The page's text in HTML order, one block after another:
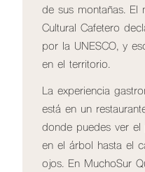
de sus montañas. El
Cultural Cafetero
por la UNESCO, y
en el territorio.
La experiencia
está en un
donde puedes ver
en el árbol hasta el
ojos. En MuchoSur